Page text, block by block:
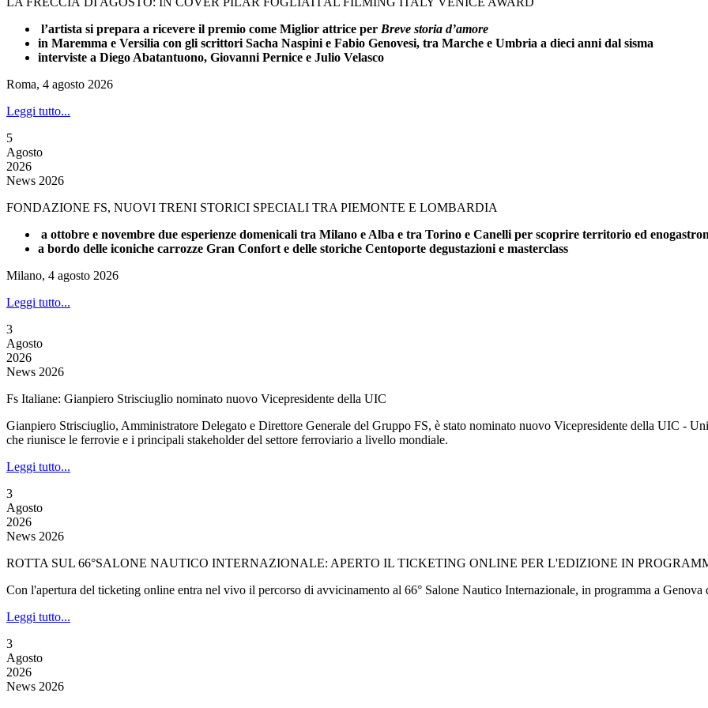
l’artista si prepara a ricevere il premio come Miglior attrice per Breve storia d’amore
in Maremma e Versilia con gli scrittori Sacha Naspini e Fabio Genovesi, tra Marche e Umbria a dieci anni dal sisma
interviste a Diego Abatantuono, Giovanni Pernice e Julio Velasco
Roma, 4 agosto 2026
Leggi tutto...
5
Agosto
2026
News 2026
FONDAZIONE FS, NUOVI TRENI STORICI SPECIALI TRA PIEMONTE E LOMBARDIA
a ottobre e novembre due esperienze domenicali tra Milano e Alba e tra Torino e Canelli per scoprire territorio ed
a bordo delle iconiche carrozze Gran Confort e delle storiche Centoporte degustazioni e masterclass
Milano, 4 agosto 2026
Leggi tutto...
3
Agosto
2026
News 2026
Fs Italiane: Gianpiero Strisciuglio nominato nuovo Vicepresidente della UIC
Gianpiero Strisciuglio, Amministratore Delegato e Direttore Generale del Gruppo FS, è stato nominato nuovo Vicepresidente della UIC -
che riunisce le ferrovie e i principali stakeholder del settore ferroviario a livello mondiale.
Leggi tutto...
3
Agosto
2026
News 2026
ROTTA SUL 66°SALONE NAUTICO INTERNAZIONALE: APERTO IL TICKETING ONLINE PER L'EDIZIONE IN
Con l'apertura del ticketing online entra nel vivo il percorso di avvicinamento al 66° Salone Nautico Internazionale, in programma a Genova
Leggi tutto...
3
Agosto
2026
News 2026